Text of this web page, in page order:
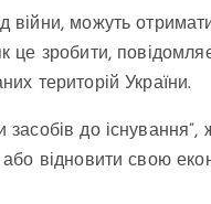
війни, можуть
це зробити,
територій України.
до
відновити свою